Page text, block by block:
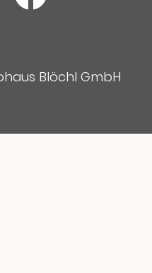
Blöchl GmbH